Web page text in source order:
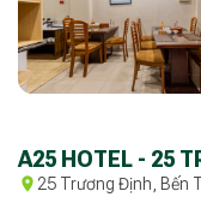
A25 HOTEL - 25
25 Trương Định, Bến